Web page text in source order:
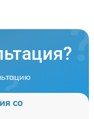
со